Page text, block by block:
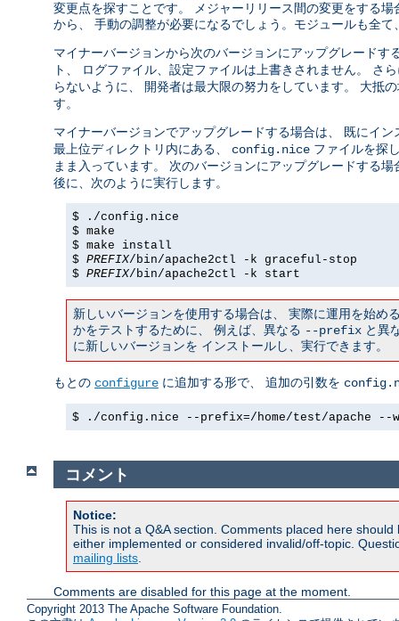
変更点を探すことです。 メジャーリリース間の変更をする
から、 手動の調整が必要になるでしょう。モジュールも全
マイナーバージョンから次のバージョンにアップグレード
ト、 ログファイル、設定ファイルは上書きされません。 さ
らないように、 開発者は最大限の努力をしています。 大抵
す。
マイナーバージョンでアップグレードする場合は、 既にイ
最上位ディレクトリ内にある、 config.nice ファイルを探
まま入っています。 次のバージョンにアップグレードする
後に、次のように実行します。
$ ./config.nice
$ make
$ make install
$ PREFIX/bin/apache2ctl -k graceful-stop
$ PREFIX/bin/apache2ctl -k start
新しいバージョンを使用する場合は、 実際に運用を始め
かをテストするために、 例えば、異なる --prefix と異
に新しいバージョンを インストールし、実行できます。
もとの configure に追加する形で、 追加の引数を
$ ./config.nice --prefix=/home/test/apache --
コメント
Notice:
This is not a Q&A section. Comments placed here
either implemented or considered invalid/off-topic.
mailing lists.
Comments are disabled for this page at the moment.
Copyright 2013 The Apache Software Foundation.